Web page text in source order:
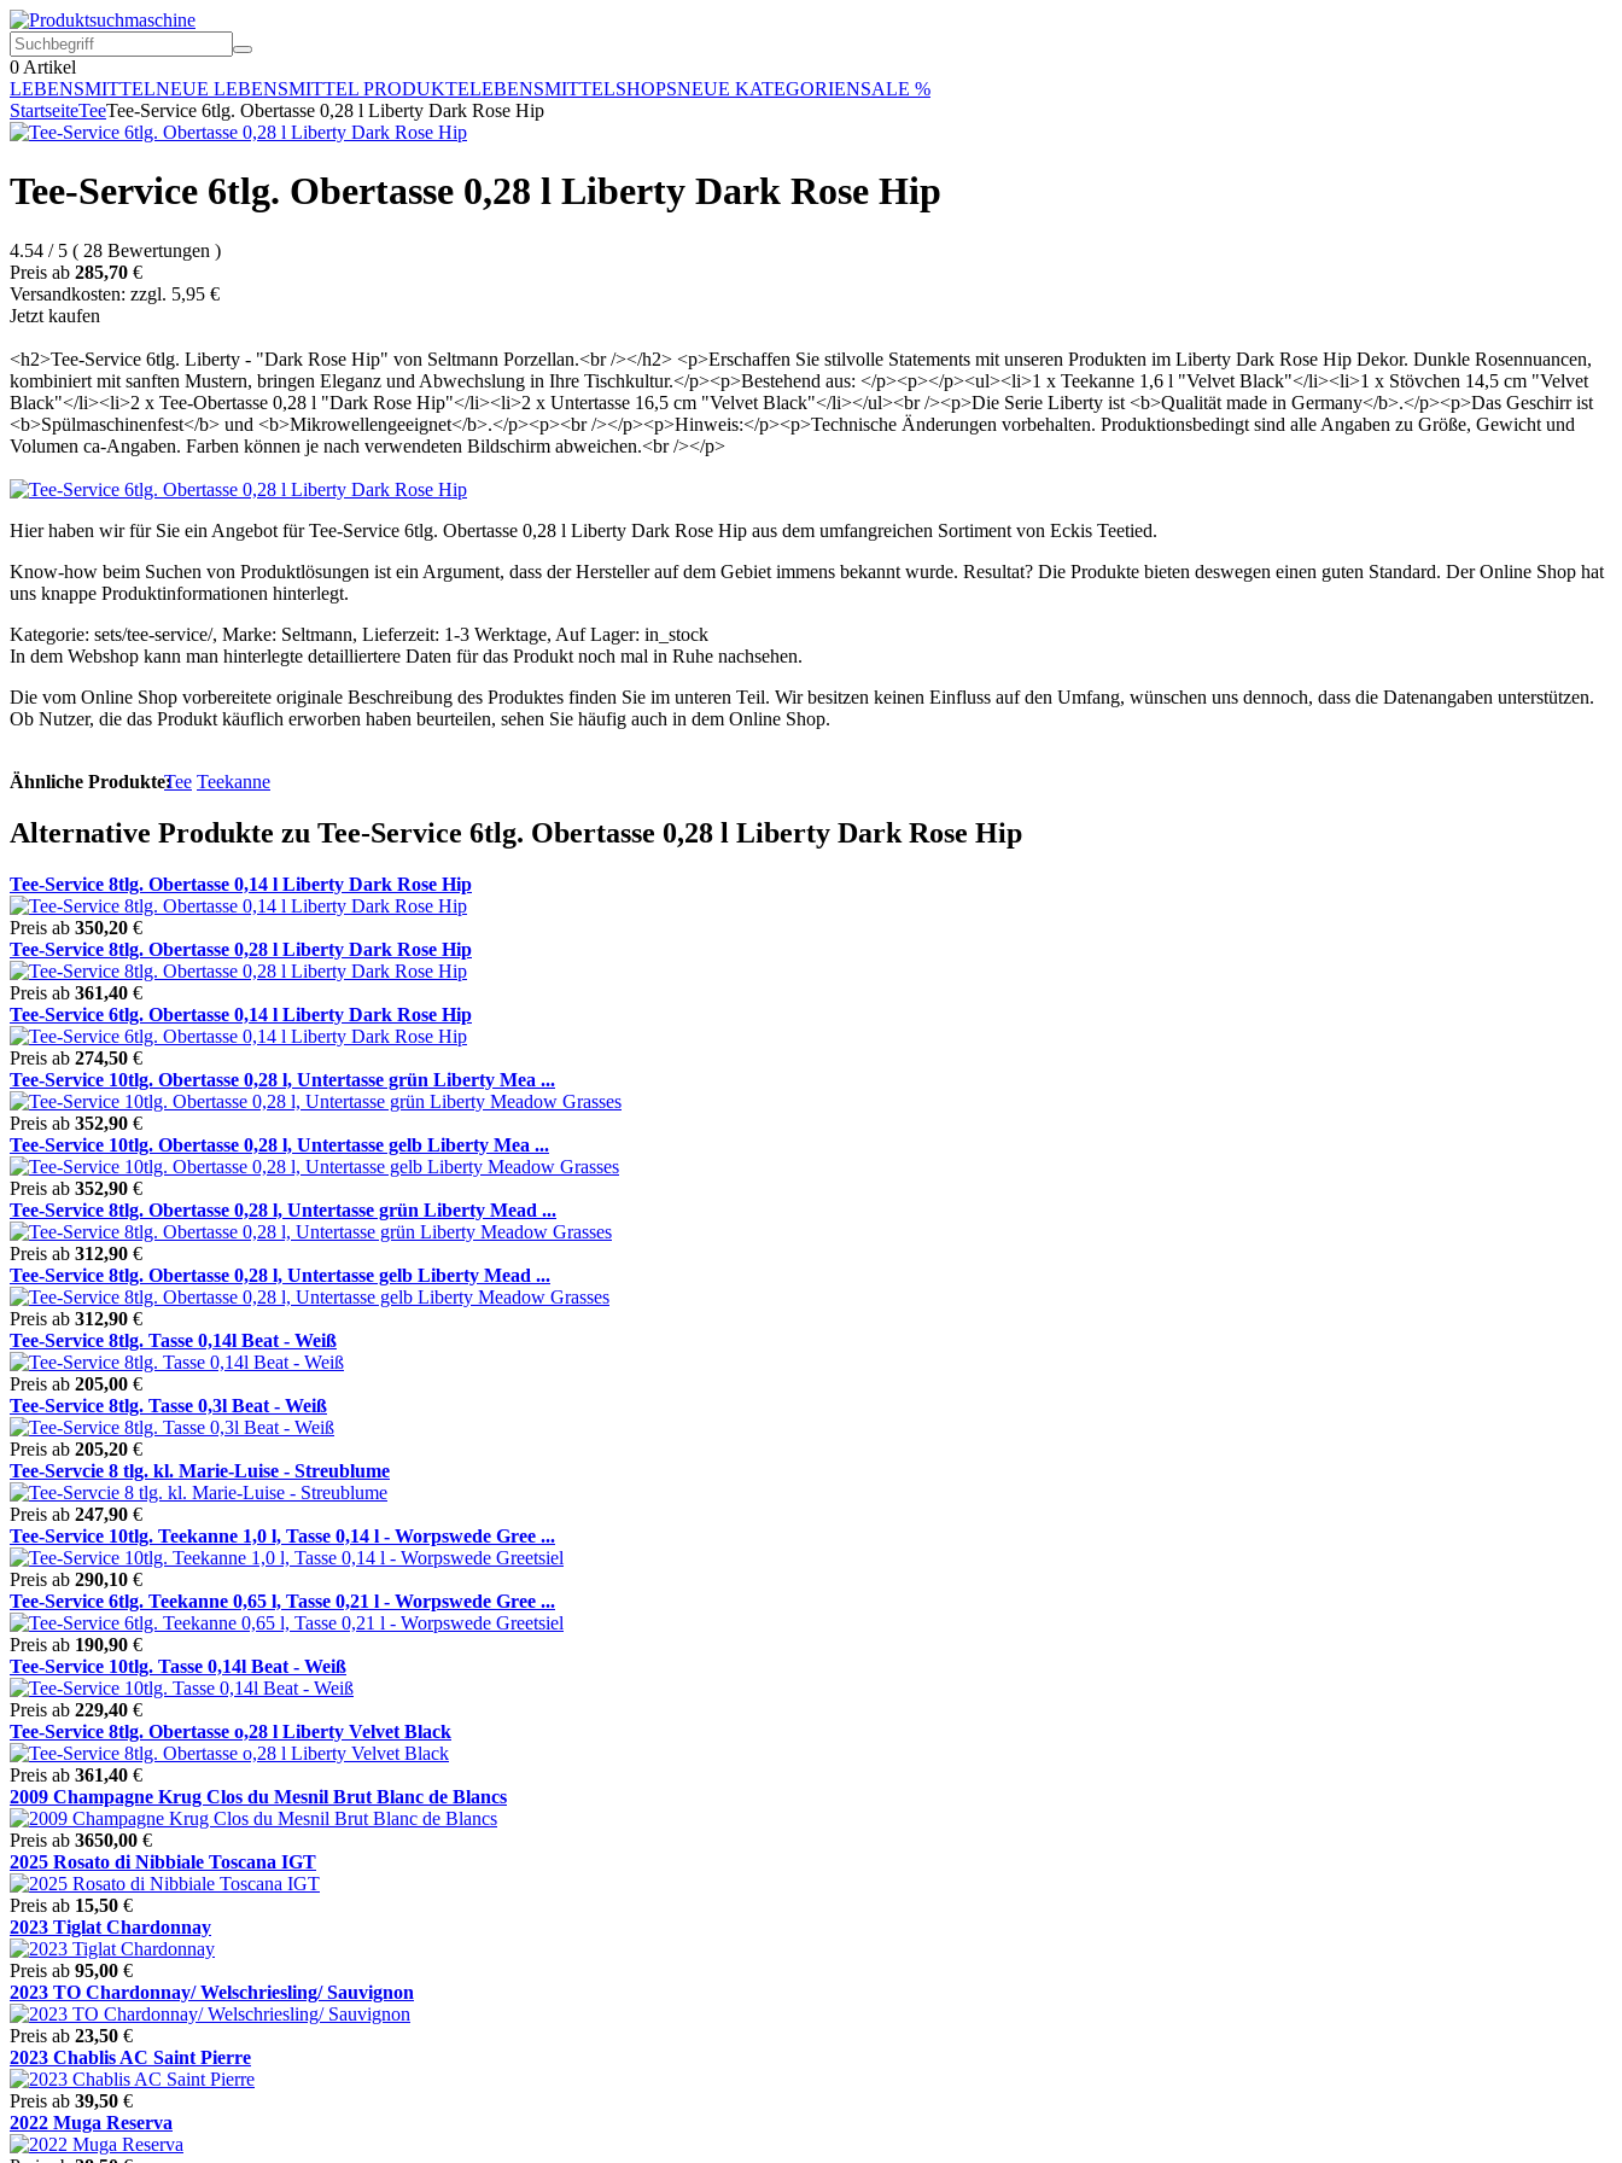
0 Artikel
LEBENSMITTELNEUE LEBENSMITTEL PRODUKTELEBENSMITTELSHOPSNEUE KATEGORIENSALE %
StartseiteTeeTee-Service 6tlg. Obertasse 0,28 l Liberty Dark Rose Hip
Tee-Service 6tlg. Obertasse 0,28 l Liberty Dark Rose Hip
4.54 / 5 ( 28 Bewertungen )
Preis ab 285,70 €
Versandkosten: zzgl. 5,95 €
Jetzt kaufen
<h2>Tee-Service 6tlg. Liberty - "Dark Rose Hip" von Seltmann Porzellan.<br /></h2> <p>Erschaffen Sie stilvolle Statements mit unseren Produkten im Liberty Dark Rose Hip Dekor. Dunkle Rosennuancen,
kombiniert mit sanften Mustern, bringen Eleganz und Abwechslung in Ihre Tischkultur.</p><p>Bestehend aus: </p><p></p><ul><li>1 x Teekanne 1,6 l "Velvet Black"</li><li>1 x Stövchen 14,5 cm "Velvet
Black"</li><li>2 x Tee-Obertasse 0,28 l "Dark Rose Hip"</li><li>2 x Untertasse 16,5 cm "Velvet Black"</li></ul><br /><p>Die Serie Liberty ist <b>Qualität made in Germany</b>.</p><p>Das Geschirr ist
<b>Spülmaschinenfest</b> und <b>Mikrowellengeeignet</b>.</p><p><br /></p><p>Hinweis:</p><p>Technische Änderungen vorbehalten. Produktionsbedingt sind alle Angaben zu Größe, Gewicht und
Volumen ca-Angaben. Farben können je nach verwendeten Bildschirm abweichen.<br /></p>
Hier haben wir für Sie ein Angebot für Tee-Service 6tlg. Obertasse 0,28 l Liberty Dark Rose Hip aus dem umfangreichen Sortiment von Eckis Teetied.
Know-how beim Suchen von Produktlösungen ist ein Argument, dass der Hersteller auf dem Gebiet immens bekannt wurde. Resultat? Die Produkte bieten deswegen einen guten Standard. Der Online Shop hat
uns knappe Produktinformationen hinterlegt.
Kategorie: sets/tee-service/, Marke: Seltmann, Lieferzeit: 1-3 Werktage, Auf Lager: in_stock
In dem Webshop kann man hinterlegte detailliertere Daten für das Produkt noch mal in Ruhe nachsehen.
Die vom Online Shop vorbereitete originale Beschreibung des Produktes finden Sie im unteren Teil. Wir besitzen keinen Einfluss auf den Umfang, wünschen uns dennoch, dass die Datenangaben unterstützen.
Ob Nutzer, die das Produkt käuflich erworben haben beurteilen, sehen Sie häufig auch in dem Online Shop.
Ähnliche Produkte:Tee Teekanne
Alternative Produkte zu Tee-Service 6tlg. Obertasse 0,28 l Liberty Dark Rose Hip
Tee-Service 8tlg. Obertasse 0,14 l Liberty Dark Rose Hip
Preis ab 350,20 €
Tee-Service 8tlg. Obertasse 0,28 l Liberty Dark Rose Hip
Preis ab 361,40 €
Tee-Service 6tlg. Obertasse 0,14 l Liberty Dark Rose Hip
Preis ab 274,50 €
Tee-Service 10tlg. Obertasse 0,28 l, Untertasse grün Liberty Mea ...
Preis ab 352,90 €
Tee-Service 10tlg. Obertasse 0,28 l, Untertasse gelb Liberty Mea ...
Preis ab 352,90 €
Tee-Service 8tlg. Obertasse 0,28 l, Untertasse grün Liberty Mead ...
Preis ab 312,90 €
Tee-Service 8tlg. Obertasse 0,28 l, Untertasse gelb Liberty Mead ...
Preis ab 312,90 €
Tee-Service 8tlg. Tasse 0,14l Beat - Weiß
Preis ab 205,00 €
Tee-Service 8tlg. Tasse 0,3l Beat - Weiß
Preis ab 205,20 €
Tee-Servcie 8 tlg. kl. Marie-Luise - Streublume
Preis ab 247,90 €
Tee-Service 10tlg. Teekanne 1,0 l, Tasse 0,14 l - Worpswede Gree ...
Preis ab 290,10 €
Tee-Service 6tlg. Teekanne 0,65 l, Tasse 0,21 l - Worpswede Gree ...
Preis ab 190,90 €
Tee-Service 10tlg. Tasse 0,14l Beat - Weiß
Preis ab 229,40 €
Tee-Service 8tlg. Obertasse o,28 l Liberty Velvet Black
Preis ab 361,40 €
2009 Champagne Krug Clos du Mesnil Brut Blanc de Blancs
Preis ab 3650,00 €
2025 Rosato di Nibbiale Toscana IGT
Preis ab 15,50 €
2023 Tiglat Chardonnay
Preis ab 95,00 €
2023 TO Chardonnay/ Welschriesling/ Sauvignon
Preis ab 23,50 €
2023 Chablis AC Saint Pierre
Preis ab 39,50 €
2022 Muga Reserva